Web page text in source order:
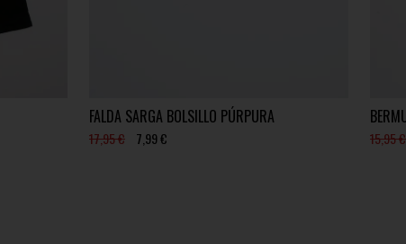
FALDA SARGA BOLSILLO PÚRPURA
17,95 € 7,99 € 15,95 €